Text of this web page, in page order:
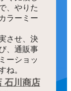
、やりた
ラーミー
させ、決
、通販事
ーショッ
ね。
石川商店